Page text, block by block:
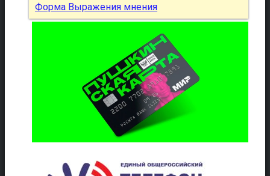
Форма Выражения мнения